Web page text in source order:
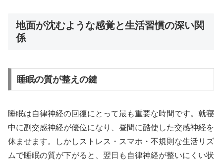
地面が沈むような感覚と生活習慣の深い関
係
睡眠の質が整えの鍵
睡眠は自律神経の回復にとって最も重要な時間です。就寝
中に副交感神経が優位になり、昼間に酷使した交感神経を
休ませます。しかしストレス・スマホ・不規則な生活リズ
ムで睡眠の質が下がると、翌日も自律神経が整いにくい状